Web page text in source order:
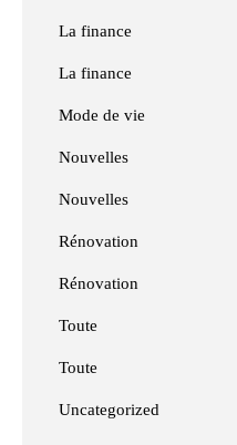
La finance
La finance
Mode de vie
Nouvelles
Nouvelles
Rénovation
Rénovation
Toute
Toute
Uncategorized